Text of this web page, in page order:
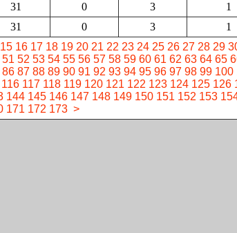
31 0 3 1
31 0 3 1
15 16 17 18 19 20 21 22 23 24 25 26 27 28 29
51 52 53 54 55 56 57 58 59 60 61 62 63 64 65
86 87 88 89 90 91 92 93 94 95 96 97 98 99 100
116 117 118 119 120 121 122 123 124 125 126
144 145 146 147 148 149 150 151 152 153
171 172 173 >